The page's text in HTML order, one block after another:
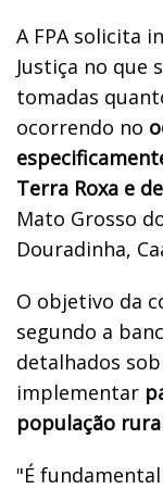
A FPA solicita
Justiça no que
tomadas
ocorrendo no
Terra Roxa e
Mato Grosso
Douradinha,
O objetivo da
segundo a
detalhados
implementar
população
"É